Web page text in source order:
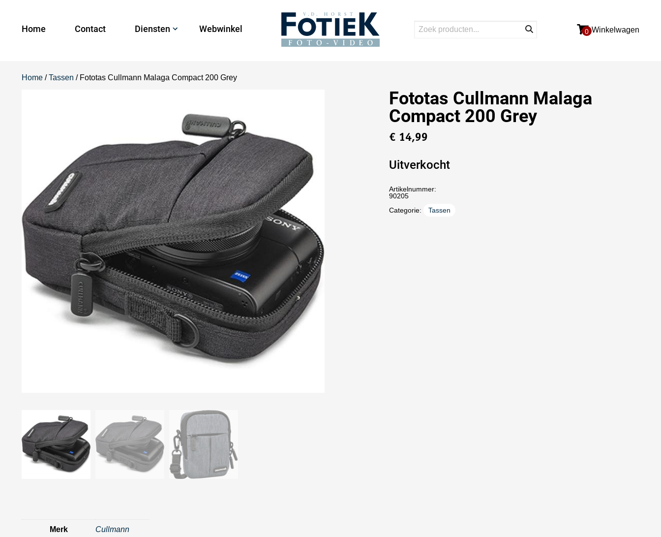
Home Contact Diensten Webwinkel 0 Winkelwagen
Home /Tassen / Fototas Cullmann Malaga Compact 200 Grey
Fototas Cullmann Malaga
Compact 200 Grey
€14,99
Uitverkocht
Artikelnummer:
90205
Categorie:
Tassen
Merk Cullmann